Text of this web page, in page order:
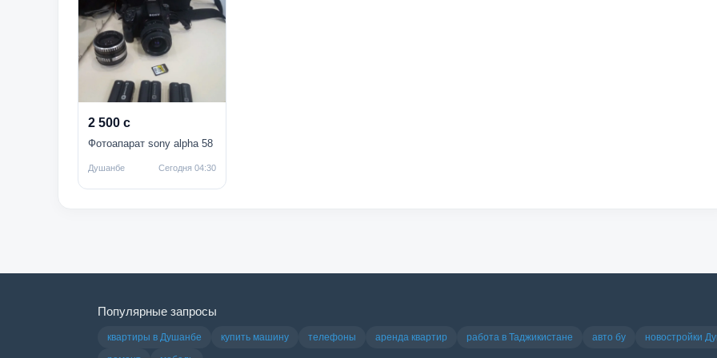
2 500 с
Фотоапарат sony alpha 58
Душанбе Сегодня 04:30
Популярные запросы
квартиры в Душанбе купить машину телефоны аренда квартир работа в Таджикистане авто бу новостройки